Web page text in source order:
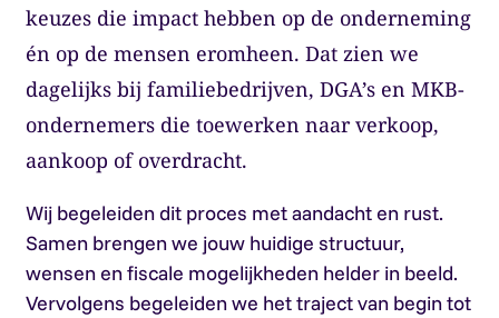
keuzes die impact hebben op de onderneming
én op de mensen eromheen. Dat zien we
dagelijks bij familiebedrijven, DGA’s en MKB-
ondernemers die toewerken naar verkoop,
aankoop of overdracht.
Wij begeleiden dit proces met aandacht en rust.
Samen brengen we jouw huidige structuur,
wensen en fiscale mogelijkheden helder in beeld.
Vervolgens begeleiden we het traject van begin tot